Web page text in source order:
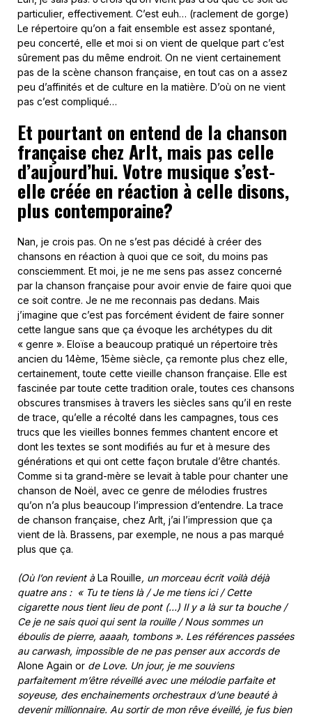
particulier, effectivement. C’est euh… (raclement de gorge)
Le répertoire qu’on a fait ensemble est assez spontané,
peu concerté, elle et moi si on vient de quelque part c’est
sûrement pas du même endroit. On ne vient certainement
pas de la scène chanson française, en tout cas on a assez
peu d’affinités et de culture en la matière. D’où on ne vient
pas c’est compliqué…
Et pourtant on entend de la chanson
française chez Arlt, mais pas celle
d’aujourd’hui. Votre musique s’est-
elle créée en réaction à celle disons,
plus contemporaine?
Nan, je crois pas. On ne s’est pas décidé à créer des
chansons en réaction à quoi que ce soit, du moins pas
consciemment. Et moi, je ne me sens pas assez concerné
par la chanson française pour avoir envie de faire quoi que
ce soit contre. Je ne me reconnais pas dedans. Mais
j’imagine que c’est pas forcément évident de faire sonner
cette langue sans que ça évoque les archétypes du dit
« genre ». Eloïse a beaucoup pratiqué un répertoire très
ancien du 14ème, 15ème siècle, ça remonte plus chez elle,
certainement, toute cette vieille chanson française. Elle est
fascinée par toute cette tradition orale, toutes ces chansons
obscures transmises à travers les siècles sans qu’il en reste
de trace, qu’elle a récolté dans les campagnes, tous ces
trucs que les vieilles bonnes femmes chantent encore et
dont les textes se sont modifiés au fur et à mesure des
générations et qui ont cette façon brutale d’être chantés.
Comme si ta grand-mère se levait à table pour chanter une
chanson de Noël, avec ce genre de mélodies frustres
qu’on n’a plus beaucoup l’impression d’entendre. La trace
de chanson française, chez Arlt, j’ai l’impression que ça
vient de là. Brassens, par exemple, ne nous a pas marqué
plus que ça.
(Où l’on revient àLa Rouille, un morceau écrit voilà déjà
quatre ans : « Tu te tiens là / Je me tiens ici / Cette
cigarette nous tient lieu de pont (…) Il y a là sur ta bouche /
Ce je ne sais quoi qui sent la rouille / Nous sommes un
éboulis de pierre, aaaah, tombons ». Les références passées
au carwash, impossible de ne pas penser aux accords de
Alone Again or de Love. Un jour, je me souviens
parfaitement m’être réveillé avec une mélodie parfaite et
soyeuse, des enchainements orchestraux d’une beauté à
devenir millionnaire. Au sortir de mon rêve éveillé, je fus bien